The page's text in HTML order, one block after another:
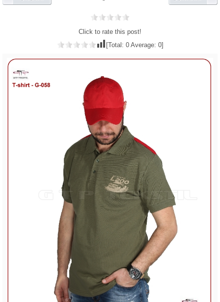
Click to rate this post!
[Total: 0Average: 0]